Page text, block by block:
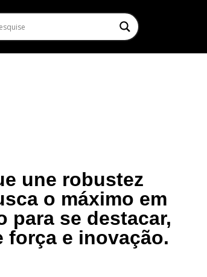
une robustez
o máximo em
para se destacar,
força e inovação.